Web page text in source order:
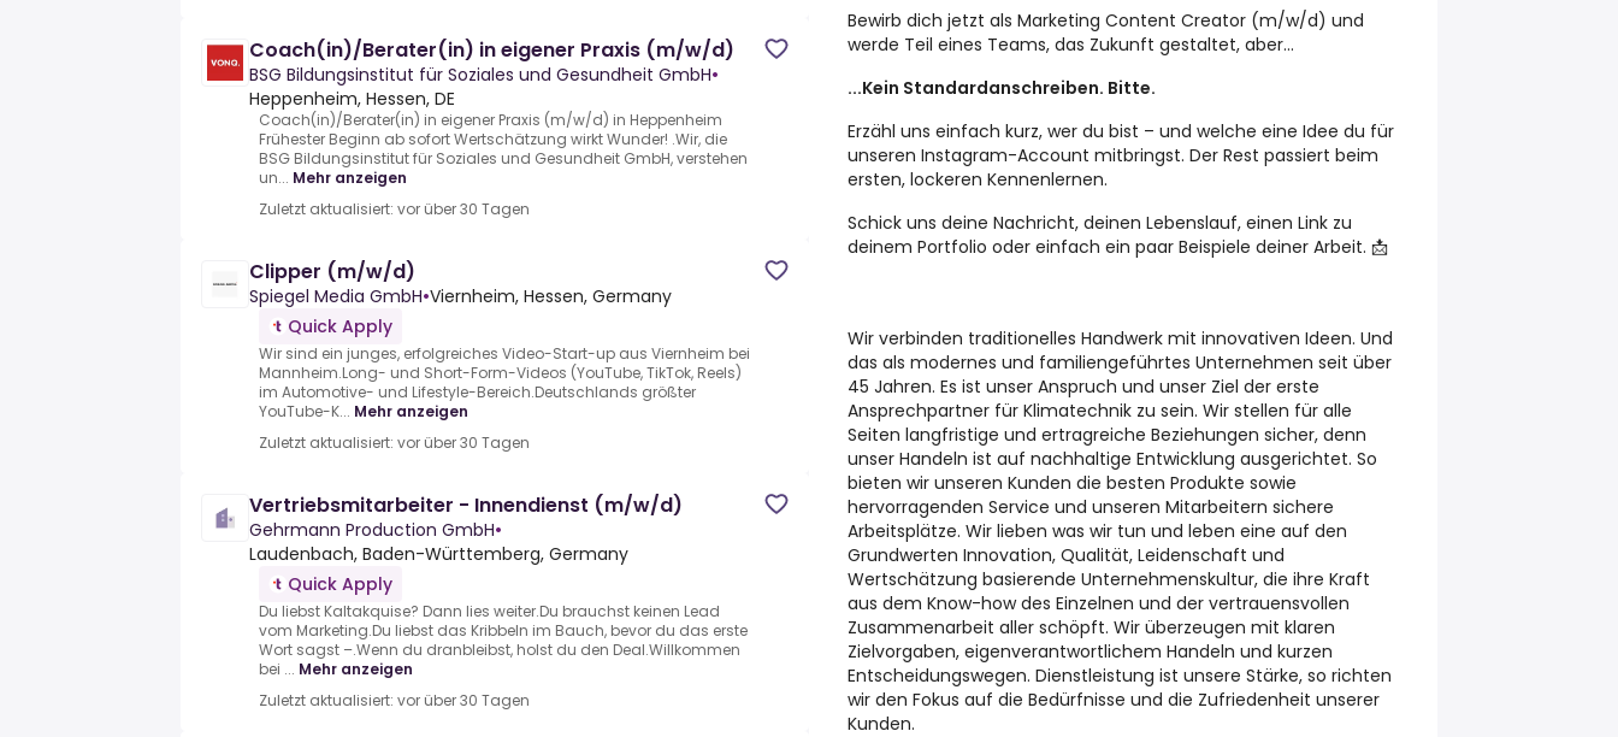
Coach(in)/Berater(in) in eigener Praxis (m/w/d)
BSG Bildungsinstitut für Soziales und Gesundheit GmbH•
Heppenheim, Hessen, DE
Coach(in)/Berater(in) in eigener Praxis (m/w/d) in Heppenheim
Frühester Beginn ab sofort Wertschätzung wirkt Wunder! .Wir, die
BSG Bildungsinstitut für Soziales und Gesundheit GmbH, verstehen
un... Mehr anzeigen
Zuletzt aktualisiert: vor über 30 Tagen
Clipper (m/w/d)
Spiegel Media GmbH•Viernheim, Hessen, Germany
Quick Apply
Wir sind ein junges, erfolgreiches Video-Start-up aus Viernheim bei
Mannheim.Long- und Short-Form-Videos (YouTube, TikTok, Reels)
im Automotive- und Lifestyle-Bereich.Deutschlands größter
YouTube-K... Mehr anzeigen
Zuletzt aktualisiert: vor über 30 Tagen
Vertriebsmitarbeiter - Innendienst (m/w/d)
Gehrmann Production GmbH•
Laudenbach, Baden-Württemberg, Germany
Quick Apply
Du liebst Kaltakquise? Dann lies weiter.Du brauchst keinen Lead
vom Marketing.Du liebst das Kribbeln im Bauch, bevor du das erste
Wort sagst –.Wenn du dranbleibst, holst du den Deal.Willkommen
bei ... Mehr anzeigen
Zuletzt aktualisiert: vor über 30 Tagen
Bewirb dich jetzt als Marketing Content Creator (m/w/d) und
werde Teil eines Teams, das Zukunft gestaltet, aber...
...Kein Standardanschreiben. Bitte.
Erzähl uns einfach kurz, wer du bist – und welche eine Idee du für
unseren Instagram-Account mitbringst. Der Rest passiert beim
ersten, lockeren Kennenlernen.
Schick uns deine Nachricht, deinen Lebenslauf, einen Link zu
deinem Portfolio oder einfach ein paar Beispiele deiner Arbeit. 📩
Wir verbinden traditionelles Handwerk mit innovativen Ideen. Und
das als modernes und familiengeführtes Unternehmen seit über
45 Jahren. Es ist unser Anspruch und unser Ziel der erste
Ansprechpartner für Klimatechnik zu sein. Wir stellen für alle
Seiten langfristige und ertragreiche Beziehungen sicher, denn
unser Handeln ist auf nachhaltige Entwicklung ausgerichtet. So
bieten wir unseren Kunden die besten Produkte sowie
hervorragenden Service und unseren Mitarbeitern sichere
Arbeitsplätze. Wir lieben was wir tun und leben eine auf den
Grundwerten Innovation, Qualität, Leidenschaft und
Wertschätzung basierende Unternehmenskultur, die ihre Kraft
aus dem Know-how des Einzelnen und der vertrauensvollen
Zusammenarbeit aller schöpft. Wir überzeugen mit klaren
Zielvorgaben, eigenverantwortlichem Handeln und kurzen
Entscheidungswegen. Dienstleistung ist unsere Stärke, so richten
wir den Fokus auf die Bedürfnisse und die Zufriedenheit unserer
Kunden.